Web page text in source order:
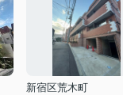
新宿区荒木町